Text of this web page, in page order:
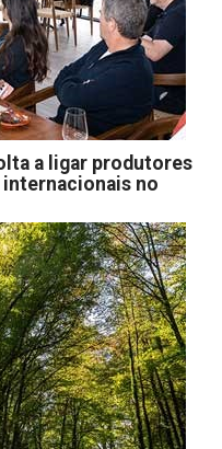
a ligar produtores
no